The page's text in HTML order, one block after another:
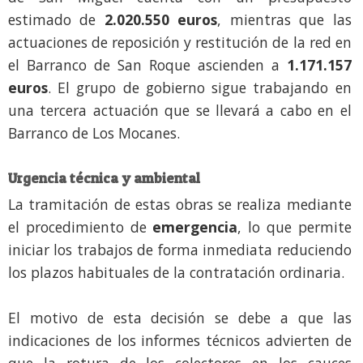
estimado de 2.020.550 euros, mientras que las
actuaciones de reposición y restitución de la red en
el Barranco de San Roque ascienden a 1.171.157
euros. El grupo de gobierno sigue trabajando en
una tercera actuación que se llevará a cabo en el
Barranco de Los Mocanes.
Urgencia técnica y ambiental
La tramitación de estas obras se realiza mediante
el procedimiento de emergencia, lo que permite
iniciar los trabajos de forma inmediata reduciendo
los plazos habituales de la contratación ordinaria.
El motivo de esta decisión se debe a que las
indicaciones de los informes técnicos advierten de